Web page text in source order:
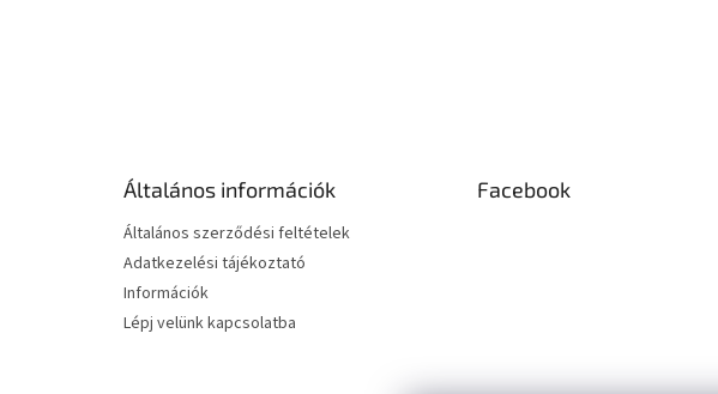
Általános információk
Általános szerződési feltételek
Adatkezelési tájékoztató
Információk
Lépj velünk kapcsolatba
Facebook